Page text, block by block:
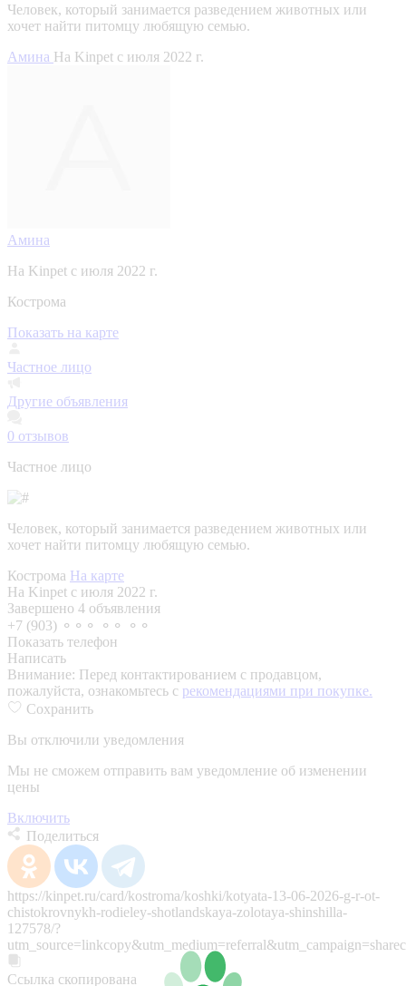
Человек, который занимается разведением животных или
хочет найти питомцу любящую семью.
Амина На Kinpet c июля 2022 г.
Амина
На Kinpet c июля 2022 г.
Кострома
Показать на карте
Частное лицо
Другие объявления
0 отзывов
Частное лицо
Человек, который занимается разведением животных или
хочет найти питомцу любящую семью.
Кострома На карте
На Kinpet c июля 2022 г.
Завершено 4 объявления
+7 (903) ⚬⚬⚬ ⚬⚬ ⚬⚬
Показать телефон
Написать
Внимание: Перед контактированием с продавцом,
пожалуйста, ознакомьтесь с рекомендациями при покупке.
Сохранить
Вы отключили уведомления
Мы не сможем отправить вам уведомление об изменении
цены
Включить
Поделиться
https://kinpet.ru/card/kostroma/koshki/kotyata-13-06-2026-g-r-ot-
chistokrovnykh-rodieley-shotlandskaya-zolotaya-shinshilla-
127578/?
Ссылка скопирована